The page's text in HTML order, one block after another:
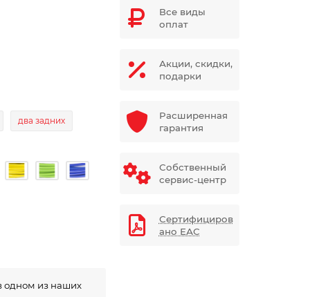
два задних
одном из наших
Все виды
оплат
Акции, скидки,
подарки
Расширенная
гарантия
Собственный
сервис-центр
Сертифициров
ано ЕАС